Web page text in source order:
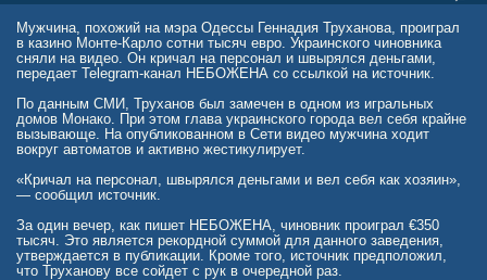
Мужчина, похожий на мэра Одессы Геннадия Труханова, проиграл
в казино Монте-Карло сотни тысяч евро. Украинского чиновника
сняли на видео. Он кричал на персонал и швырялся деньгами,
передает Telegram-канал НЕБОЖЕНА со ссылкой на источник.
По данным СМИ, Труханов был замечен в одном из игральных
домов Монако. При этом глава украинского города вел себя крайне
вызывающе. На опубликованном в Сети видео мужчина ходит
вокруг автоматов и активно жестикулирует.
«Кричал на персонал, швырялся деньгами и вел себя как хозяин»,
— сообщил источник.
За один вечер, как пишет НЕБОЖЕНА, чиновник проиграл €350
тысяч. Это является рекордной суммой для данного заведения,
утверждается в публикации. Кроме того, источник предположил,
что Труханову все сойдет с рук в очередной раз.